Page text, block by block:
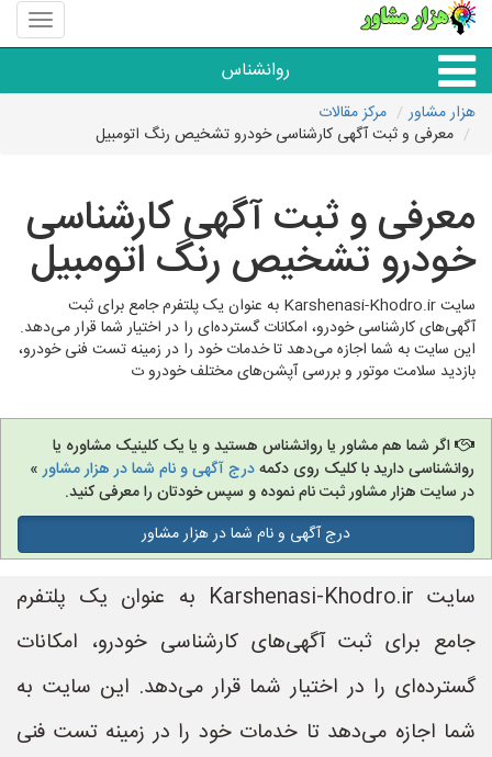
منوی
سایت
مشاور
روانشناس
همه مراکز روانشناسی
گروه روانشناسی
هزار مشاور
مرکز مقالات
معرفی و ثبت آگهی کارشناسی خودرو تشخیص رنگ اتومبیل
معرفی و ثبت آگهی کارشناسی
خودرو تشخیص رنگ اتومبیل
سایت Karshenasi-Khodro.ir به عنوان یک پلتفرم جامع برای ثبت
آگهی‌های کارشناسی خودرو، امکانات گسترده‌ای را در اختیار شما قرار می‌دهد.
این سایت به شما اجازه می‌دهد تا خدمات خود را در زمینه تست فنی خودرو،
بازدید سلامت موتور و بررسی آپشن‌های مختلف خودرو ت
اگر شما هم مشاور یا روانشناس هستید و یا یک کلینیک مشاوره یا
روانشناسی دارید با کلیک روی دکمهدرج آگهی و نام شما در هزار مشاور»
در سایت هزار مشاور ثبت نام نموده و سپس خودتان را معرفی کنید.
درج آگهی و نام شما در هزار مشاور
سایت Karshenasi-Khodro.ir به عنوان یک پلتفرم
جامع برای ثبت آگهی‌های کارشناسی خودرو، امکانات
گسترده‌ای را در اختیار شما قرار می‌دهد. این سایت به
شما اجازه می‌دهد تا خدمات خود را در زمینه تست فنی